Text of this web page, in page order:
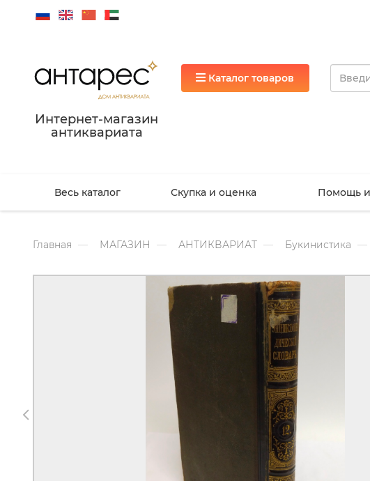
Интернет-магазин
антиквариата
Каталог товаров
Весь каталог Скупка и оценка Помощь и
Главная МАГАЗИН АНТИКВАРИАТ Букинистика